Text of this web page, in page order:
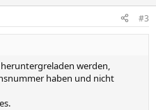
#3
werden,
haben und nicht